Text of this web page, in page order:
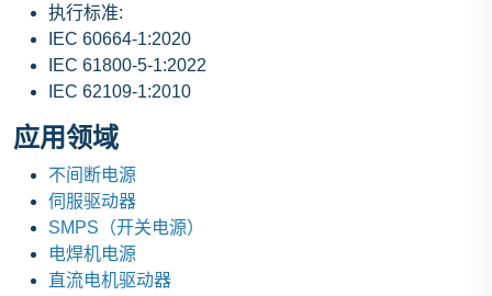
执行标准:
IEC 60664-1:2020
IEC 61800-5-1:2022
IEC 62109-1:2010
应用领域
不间断电源
伺服驱动器
SMPS（开关电源）
电焊机电源
直流电机驱动器